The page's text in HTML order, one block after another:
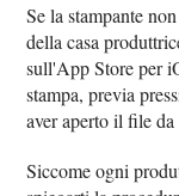
Se la stampante
della casa
sull'App Store per
stampa, previa
aver aperto il file da
Siccome ogni